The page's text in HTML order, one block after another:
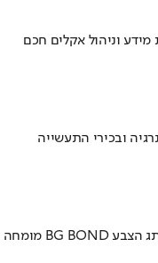
וניהול אקלים חכם
ובכירי התעשייה